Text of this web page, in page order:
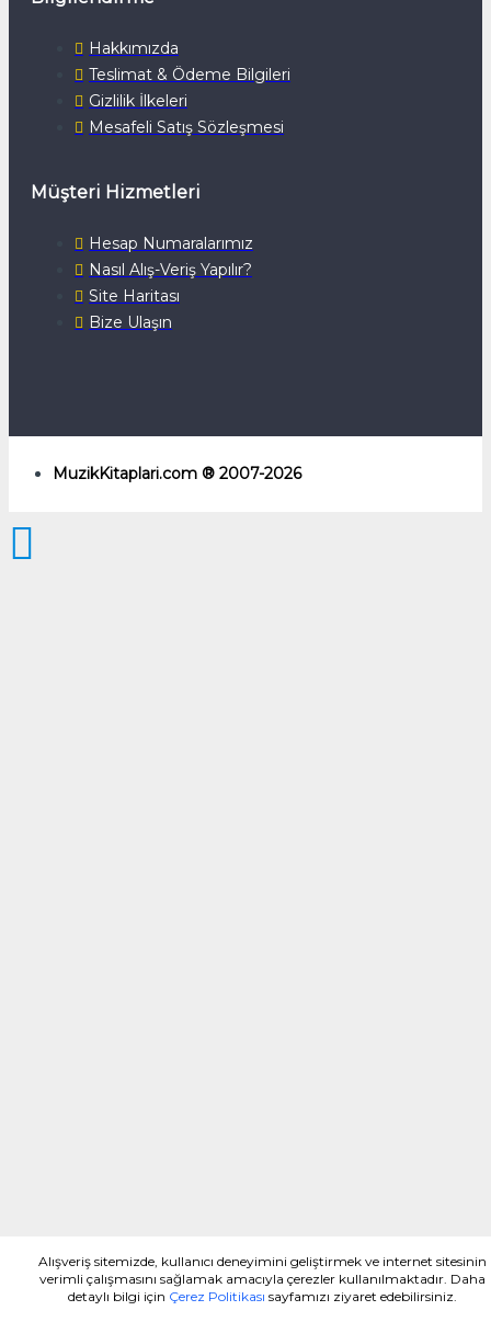
Hakkımızda
Teslimat & Ödeme Bilgileri
Gizlilik İlkeleri
Mesafeli Satış Sözleşmesi
Müşteri Hizmetleri
Hesap Numaralarımız
Nasıl Alış-Veriş Yapılır?
Site Haritası
Bize Ulaşın
MuzikKitaplari.com ® 2007-2026
Alışveriş sitemizde, kullanıcı deneyimini geliştirmek ve internet sitesinin
verimli çalışmasını sağlamak amacıyla çerezler kullanılmaktadır. Daha
detaylı bilgi için Çerez Politikası sayfamızı ziyaret edebilirsiniz.